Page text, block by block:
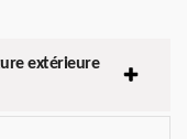
extérieure